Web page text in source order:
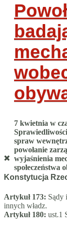
7 kwietnia w
spraw
powołanie
wyjaśnienia
społeczeństwa
Konstytucja
Artykuł 173: Sądy
innych władz.
Artykuł 180: ust.1